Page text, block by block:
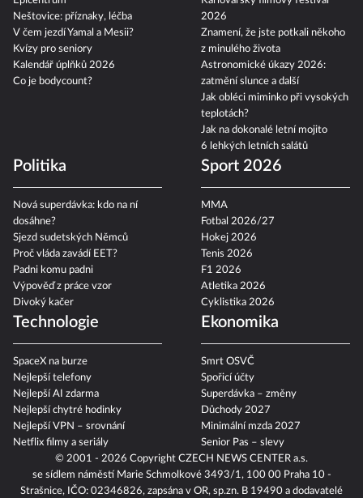
© 2001 - 2026 Copyright CZECH NEWS CENTER a.s.
se sídlem náměstí Marie Schmolkové 3493/1, 100 00 Praha 10 -
Strašnice, IČO: 02346826, zapsána v OR, sp.zn. B 19490 a dodavatelé
Neštovice: příznaky, léčba
V čem jezdí Yamal a Mesii?
Kvízy pro seniory
Kalendář úplňků 2026
Co je bodycount?
2026
Znamení, že jste potkali někoho
z minulého života
Astronomické úkazy 2026:
zatmění slunce a další
Jak obléci miminko při vysokých
teplotách?
Jak na dokonalé letní mojito
6 lehkých letních salátů
Politika
Nová superdávka: kdo na ní
dosáhne?
Sjezd sudetských Němců
Proč vláda zavádí EET?
Padni komu padni
Výpověď z práce vzor
Divoký kačer
Sport 2026
MMA
Fotbal 2026/27
Hokej 2026
Tenis 2026
F1 2026
Atletika 2026
Cyklistika 2026
Technologie
SpaceX na burze
Nejlepší telefony
Nejlepší AI zdarma
Nejlepší chytré hodinky
Nejlepší VPN – srovnání
Netflix filmy a seriály
Ekonomika
Smrt OSVČ
Spořicí účty
Superdávka – změny
Důchody 2027
Minimální mzda 2027
Senior Pas – slevy